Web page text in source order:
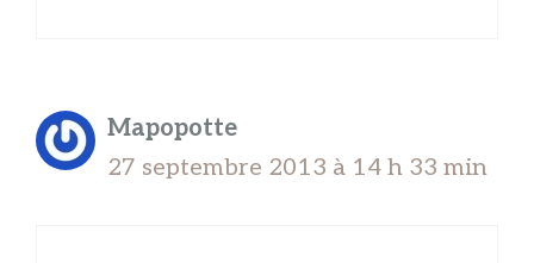
Mapopotte
27 septembre 2013 à 14 h 33 min